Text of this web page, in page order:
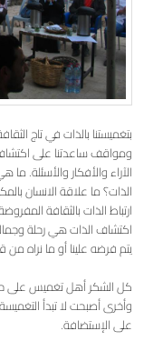
بتغميستنا بالذات في تاج
ومواقف ساعدتنا على
الآراء والأفكار والأسئلة.
الذات؟ ما علاقة الانسان
ارتباط الذات بالثقافة
اكتشاف الذات هي رحلة
يتم فرضه علينا أو ما نراه
كل الشكر أهل تغميس على
وأخرى أصبحت لا تبدأ
على الإستضافة.